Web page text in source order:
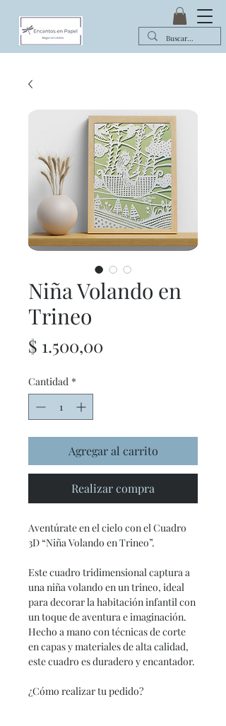
Niña Volando en
Trineo
$ 1.500,00
Cantidad *
Agregar al carrito
Realizar compra
Aventúrate en el cielo con el Cuadro
3D “Niña Volando en Trineo”.
Este cuadro tridimensional captura a
una niña volando en un trineo, ideal
para decorar la habitación infantil con
un toque de aventura e imaginación.
Hecho a mano con técnicas de corte
en capas y materiales de alta calidad,
este cuadro es duradero y encantador.
¿Cómo realizar tu pedido?